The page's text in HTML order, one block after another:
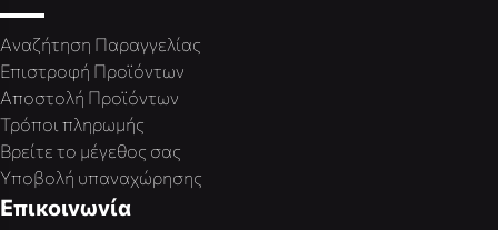
Αναζήτηση Παραγγελίας
Επιστροφή Προϊόντων
Αποστολή Προϊόντων
Τρόποι πληρωμής
Βρείτε το μέγεθος σας
Υποβολή υπαναχώρησης
Επικοινωνία